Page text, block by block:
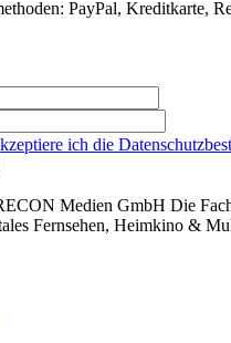
ich die
Medien GmbH Die
Fernsehen, Heimkino &